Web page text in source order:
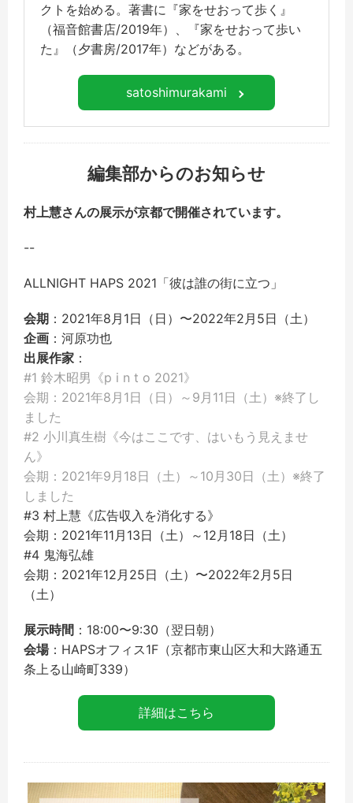
クトを始める。著書に『家をせおって歩く』
（福音館書店/2019年）、『家をせおって歩い
た』（夕書房/2017年）などがある。
satoshimurakami
編集部からのお知らせ
村上慧さんの展示が京都で開催されています。
--
ALLNIGHT HAPS 2021「彼は誰の街に立つ」
会期 ：2021年8月1日（日）〜2022年2月5日（土）
企画 ：河原功也
出展作家 ：
#1 鈴木昭男《p i n t o 2021》
会期：2021年8月1日（日）～9月11日（土）※終了し
ました
#2 小川真生樹《今はここです、はいもう見えませ
ん》
会期：2021年9月18日（土）～10月30日（土）※終了
しました
#3 村上慧《広告収入を消化する》
会期：2021年11月13日（土）～12月18日（土）
#4 鬼海弘雄
会期：2021年12月25日（土）〜2022年2月5日
（土）
展示時間 ：18:00〜9:30（翌日朝）
会場：HAPSオフィス1F（京都市東山区大和大路通五
条上る山崎町339）
詳細はこちら